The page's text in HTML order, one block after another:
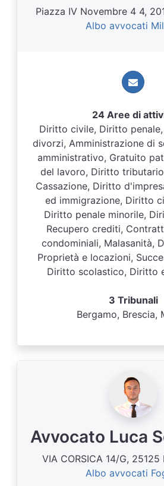
Piazza IV Novembre 4 4,
Albo avvocati
24 Aree di
Diritto civile, Diritto
divorzi, Amministrazione di
amministrativo, Gratuito
del lavoro, Diritto
Cassazione, Diritto
ed immigrazione, Diritto
Diritto penale minorile,
Recupero crediti,
condominiali, Malasanità,
Proprietà e locazioni,
Diritto scolastico, Diritto
3 Tribunali
Bergamo, Brescia,
Avvocato Luca
VIA CORSICA 14/G, 25125
Albo avvocati